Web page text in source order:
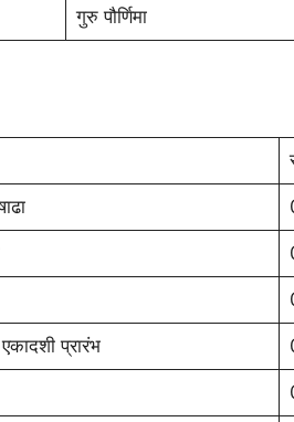
गुरु पौर्णिमा
प्रारंभ